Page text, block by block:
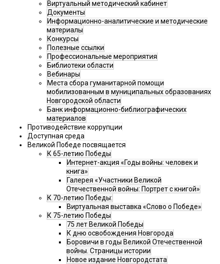
Виртуальный методический кабинет
Документы
Информационно-аналитические и методические
материалы
Конкурсы
Полезные ссылки
Профессиональные мероприятия
Библиотеки области
Вебинары
Места сбора гуманитарной помощи
мобилизованным в муниципальных образованиях
Новгородской области
Банк информационно-библиографических
материалов
Противодействие коррупции
Доступная среда
Великой Победе посвящается
К 65-летию Победы
Интернет-акция «Годы войны: человек и
книга»
Галерея «Участники Великой
Отечественной войны: Портрет с книгой»
К 70-летию Победы:
Виртуальная выставка «Слово о Победе»
К 75-летию Победы
75 лет Великой Победы
К дню освобождения Новгорода
Боровичи в годы Великой Отечественной
войны. Страницы истории
Новое издание Новгородстата